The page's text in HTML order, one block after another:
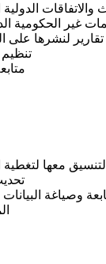
والاتفاقات
غير الحكومية
تقارير لنشرها على
تنظيم
معها
وصياغة